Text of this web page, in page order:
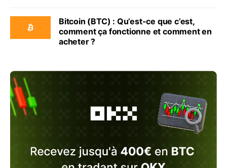
Bitcoin (BTC) : Qu’est-ce que c’est,
comment ça fonctionne et comment en
acheter ?